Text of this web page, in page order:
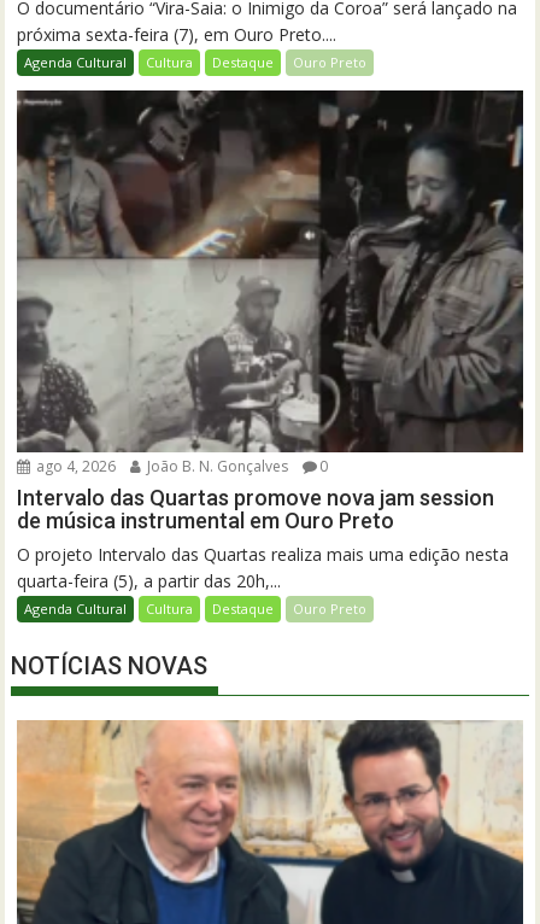
O documentário “Vira-Saia: o Inimigo da Coroa” será lançado na
próxima sexta-feira (7), em Ouro Preto....
Agenda Cultural Cultura Destaque Ouro Preto
ago 4, 2026 João B. N. Gonçalves 0
Intervalo das Quartas promove nova jam session
de música instrumental em Ouro Preto
O projeto Intervalo das Quartas realiza mais uma edição nesta
quarta-feira (5), a partir das 20h,...
Agenda Cultural Cultura Destaque Ouro Preto
NOTÍCIAS NOVAS